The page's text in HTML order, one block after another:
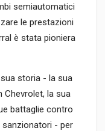
semiautomatici
le prestazioni
è stata pioniera
storia - la sua
Chevrolet, la sua
battaglie contro
sanzionatori - per